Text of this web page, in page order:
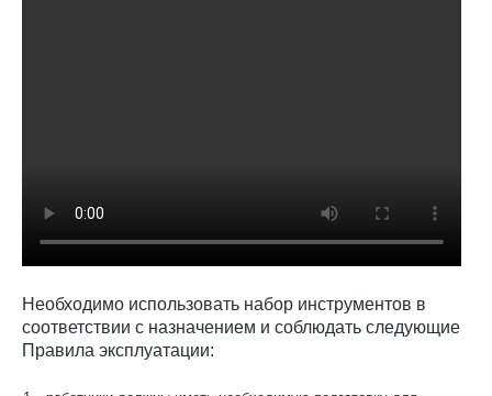
Необходимо использовать набор инструментов в
соответствии с назначением и соблюдать следующие
Правила эксплуатации: